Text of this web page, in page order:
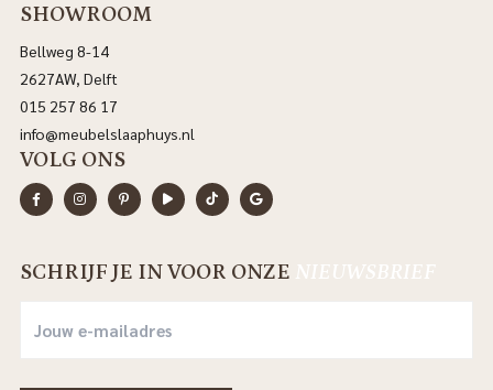
SHOWROOM
Bellweg 8-14
2627AW, Delft
015 257 86 17
info@meubelslaaphuys.nl
VOLG ONS
SCHRIJF JE IN VOOR ONZE NIEUWSBRIEF